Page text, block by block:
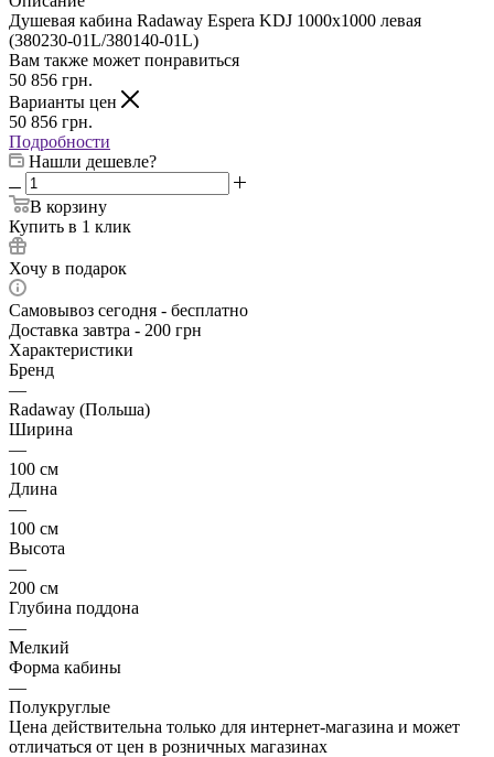
Душевая кабина Radaway Espera KDJ 1000x1000 левая
(380230-01L/380140-01L)
Вам также может понравиться
50 856 грн.
Варианты цен
50 856 грн.
Подробности
Нашли дешевле?
В корзину
Купить в 1 клик
Хочу в подарок
Самовывоз сегодня - бесплатно
Доставка завтра - 200 грн
Характеристики
Бренд
—
Radaway (Польша)
Ширина
—
100 см
Длина
—
100 см
Высота
—
200 см
Глубина поддона
—
Мелкий
Форма кабины
—
Полукруглые
Цена действительна только для интернет-магазина и может
отличаться от цен в розничных магазинах